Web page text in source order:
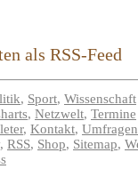
als RSS-Feed
, Sport, Wissenschaft
, Netzwelt, Termine
, Kontakt, Umfragen
, RSS, Shop, Sitemap,